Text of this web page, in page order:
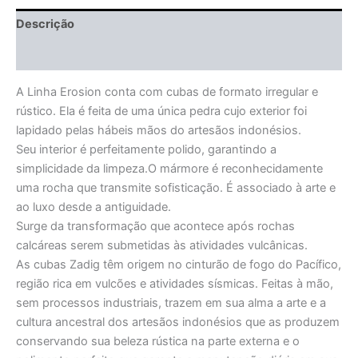
Descrição
A Linha Erosion conta com cubas de formato irregular e
rústico. Ela é feita de uma única pedra cujo exterior foi
lapidado pelas hábeis mãos do artesãos indonésios.
Seu interior é perfeitamente polido, garantindo a
simplicidade da limpeza.O mármore é reconhecidamente
uma rocha que transmite sofisticação. É associado à arte e
ao luxo desde a antiguidade.
Surge da transformação que acontece após rochas
calcáreas serem submetidas às atividades vulcânicas.
As cubas Zadig têm origem no cinturão de fogo do Pacífico,
região rica em vulcões e atividades sísmicas. Feitas à mão,
sem processos industriais, trazem em sua alma a arte e a
cultura ancestral dos artesãos indonésios que as produzem
conservando sua beleza rústica na parte externa e o